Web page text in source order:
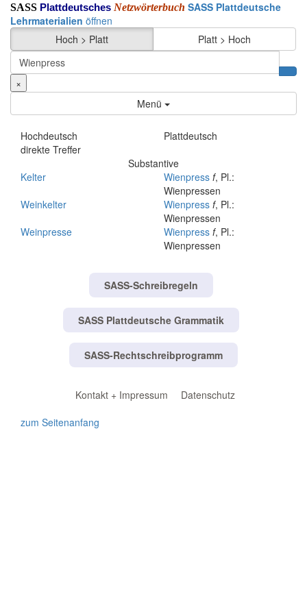
SASS Plattdeutsches Netzwörterbuch SASS Plattdeutsche
Lehrmaterialien öffnen
Hoch > Platt
Platt > Hoch
×
Menü
Hochdeutsch
Plattdeutsch
direkte Treffer
Substantive
Kelter
Wienpress f, Pl.:
Wienpressen
Weinkelter
Wienpress f, Pl.:
Wienpressen
Weinpresse
Wienpress f, Pl.:
Wienpressen
SASS-Schreibregeln
SASS Plattdeutsche Grammatik
SASS-Rechtschreibprogramm
Kontakt + Impressum
Datenschutz
zum Seitenanfang